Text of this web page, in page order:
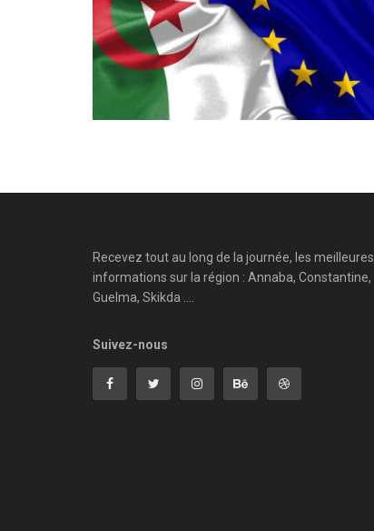
Recevez tout au long de la journée, les meilleures
informations sur la région : Annaba, Constantine,
Guelma, Skikda ....
Suivez-nous